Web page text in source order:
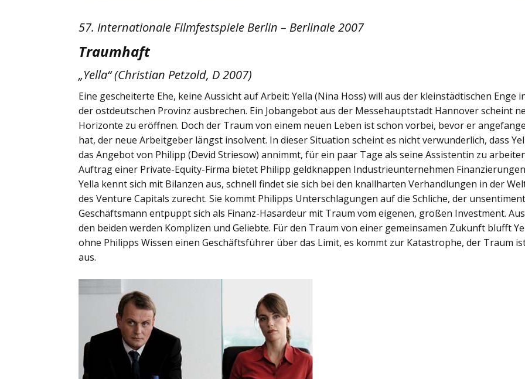
57. Internationale Filmfestspiele Berlin – Berlinale 2007
Traumhaft
„Yella“ (Christian Petzold, D 2007)
Eine gescheiterte Ehe, keine Aussicht auf Arbeit: Yella (Nina Hoss) will aus der kleinstädtischen Enge
der ostdeutschen Provinz ausbrechen. Ein Jobangebot aus der Messehauptstadt Hannover scheint
Horizonte zu eröffnen. Doch der Traum von einem neuen Leben ist schon vorbei, bevor er
hat, der neue Arbeitgeber längst insolvent. In dieser Situation scheint es nicht verwunderlich, dass
das Angebot von Philipp (Devid Striesow) annimmt, für ein paar Tage als seine Assistentin zu
Auftrag einer Private-Equity-Firma bietet Philipp geldknappen Industrieunternehmen
Yella kennt sich mit Bilanzen aus, schnell findet sie sich bei den knallharten Verhandlungen in der
des Venture Capitals zurecht. Sie kommt Philipps Unterschlagungen auf die Schliche, der
Geschäftsmann entpuppt sich als Finanz-Hasardeur mit Traum vom eigenen, großen Investment. Aus
den beiden werden Komplizen und Geliebte. Für den Traum von einer gemeinsamen Zukunft blufft
ohne Philipps Wissen einen Geschäftsführer über das Limit, es kommt zur Katastrophe, der Traum
aus.